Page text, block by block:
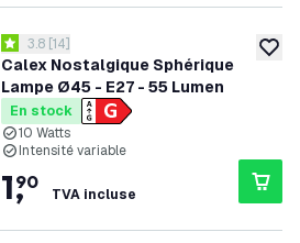
Calex Nostalgique Sphérique
Lampe Ø45 - E27 - 55 Lumen
ouvrir le tiroir des avis
3.8 étoiles de notation
3.8 [14]
En stock
10 Watts
Intensité variable
1,
90
TVA incluse